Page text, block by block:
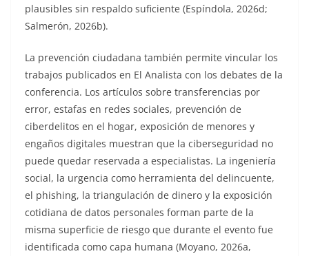
plausibles sin respaldo suficiente (Espíndola, 2026d;
Salmerón, 2026b).
La prevención ciudadana también permite vincular los
trabajos publicados en El Analista con los debates de la
conferencia. Los artículos sobre transferencias por
error, estafas en redes sociales, prevención de
ciberdelitos en el hogar, exposición de menores y
engaños digitales muestran que la ciberseguridad no
puede quedar reservada a especialistas. La ingeniería
social, la urgencia como herramienta del delincuente,
el phishing, la triangulación de dinero y la exposición
cotidiana de datos personales forman parte de la
misma superficie de riesgo que durante el evento fue
identificada como capa humana (Moyano, 2026a,